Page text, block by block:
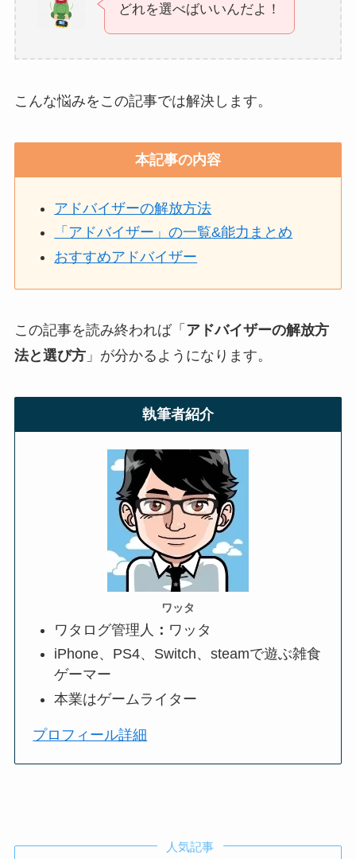
どれを選べばいいんだよ！
こんな悩みをこの記事では解決します。
本記事の内容
アドバイザーの解放方法
「アドバイザー」の一覧&能力まとめ
おすすめアドバイザー
この記事を読み終われば「 アドバイザーの解放方
法と選び方」が分かるようになります。
執筆者紹介
ワッタ
ワタログ管理人 ： ワッタ
iPhone、PS4、Switch、steamで遊ぶ雑食
ゲーマー
本業はゲームライター
プロフィール詳細
人気記事